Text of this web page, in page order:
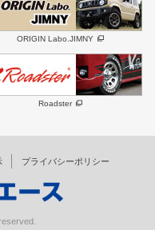
D:5
ナンスパーツ
RS NEO
ーガード
ORIGIN Labo.JIMNY
Roadster
プライバシーポリシー